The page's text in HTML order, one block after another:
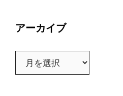
アーカイブ